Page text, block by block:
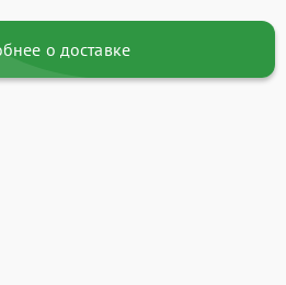
о доставке